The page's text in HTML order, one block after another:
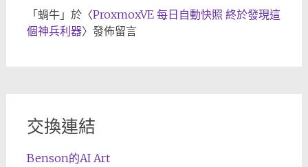
「 蝸牛」於〈ProxmoxVE 每日自動快照 終於發現這
個神兵利器〉發佈留言
交換連結
Benson的AI Art